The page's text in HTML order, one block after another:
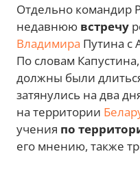
Отдельно командир
недавнюю встречу
Владимира Путина с
По словам
должны были
затянулись на два
на территории
учения по
его мнению, также